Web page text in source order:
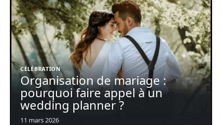
CÉLÉBRATION
Organisation de mariage :
pourquoi faire appel à un
wedding planner ?
11 mars 2026